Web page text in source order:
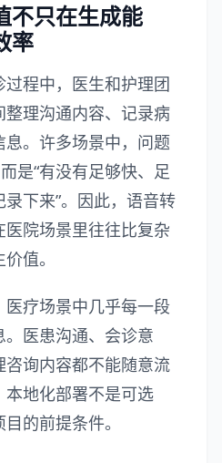
不只在生成能
率
程中，医生和护理团
理沟通内容、记录病
。许多场景中，问题
是“有没有足够快、足
下来”。因此，语音转
院场景里往往比复杂
值。
疗场景中几乎每一段
医患沟通、会诊意
咨询内容都不能随意流
地化部署不是可选
的前提条件。